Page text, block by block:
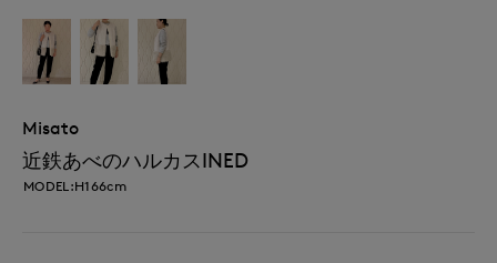
Misato
近鉄あべのハルカスINED
MODEL:H166cm